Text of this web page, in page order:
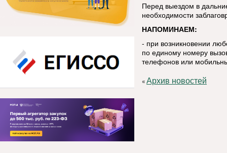
Перед выездом в
необходимости
НАПОМИНАЕМ:
- при возникновении
по единому номеру
телефонов или
«Архив новостей